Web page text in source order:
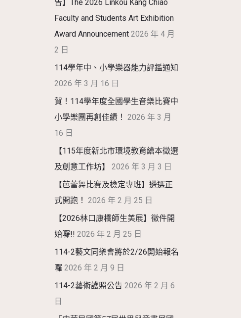
告】The 2026 Linkou Kang Chiao
Faculty and Students Art Exhibition
Award Announcement 2026 年 4 月
2 日
114學年中、小學樂器能力評鑑通知
2026 年 3 月 16 日
賀！114學年度全國學生音樂比賽中
小學樂團再創佳績！ 2026 年 3 月
16 日
【115年度新北市環境教育繪本徵選
及創意工作坊】
2026 年 3 月 3 日
【芭蕾舞比賽及檢定專班】遴選正
式開跑！ 2026 年 2 月 25 日
【2026林口康橋師生美展】徵件開
始囉!! 2026 年 2 月 25 日
114-2藝文同樂會將於2/26開始報名
囉 2026 年 2 月 9 日
114-2藝術護照公告 2026 年 2 月 6
日